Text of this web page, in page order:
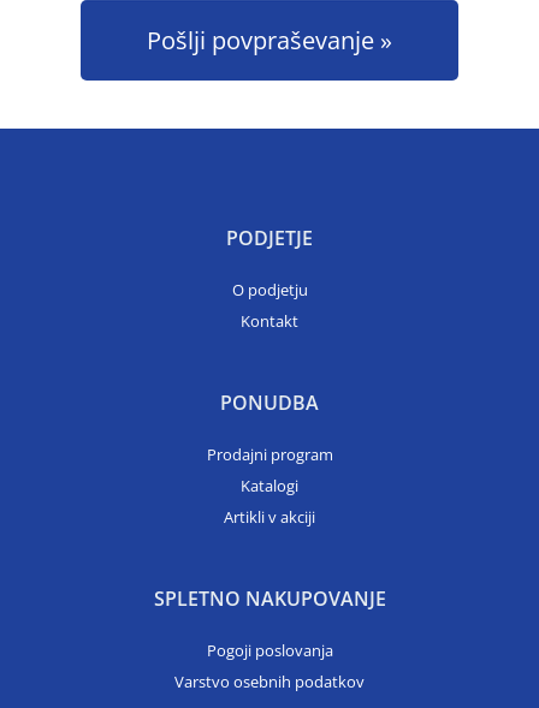
Pošlji povpraševanje
PODJETJE
O podjetju
Kontakt
PONUDBA
Prodajni program
Katalogi
Artikli v akciji
SPLETNO NAKUPOVANJE
Pogoji poslovanja
Varstvo osebnih podatkov